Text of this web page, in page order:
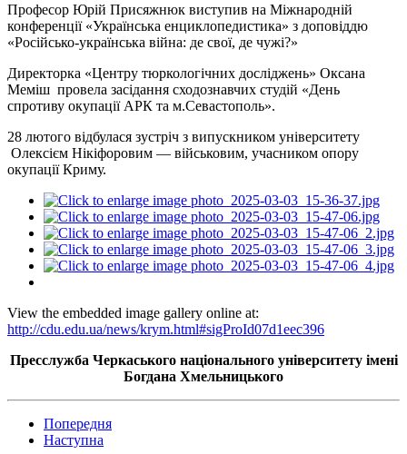
Професор Юрій Присяжнюк виступив на Міжнародній
конференції «Українська енциклопедистика» з доповіддю
«Російсько-українська війна: де свої, де чужі?»
Директорка «Центру тюркологічних досліджень» Оксана
Меміш провела засідання сходознавчих студій «День
спротиву окупації АРК та м.Севастополь».
28 лютого відбулася зустріч з випускником університету
Олексієм Нікіфоровим — військовим, учасником опору
окупації Криму.
View the embedded image gallery online at:
http://cdu.edu.ua/news/krym.html#sigProId07d1eec396
Пресслужба Черкаського національного університету імені
Богдана Хмельницького
Попередня
Наступна